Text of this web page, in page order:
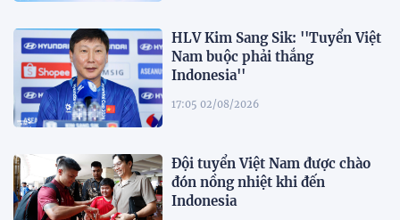
HLV Kim Sang Sik: ''Tuyển Việt
Nam buộc phải thắng
Indonesia''
17:05 02/08/2026
Đội tuyển Việt Nam được chào
đón nồng nhiệt khi đến
Indonesia